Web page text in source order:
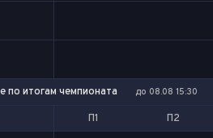
итогам чемпионата до 08.08 15:30
П1 П2